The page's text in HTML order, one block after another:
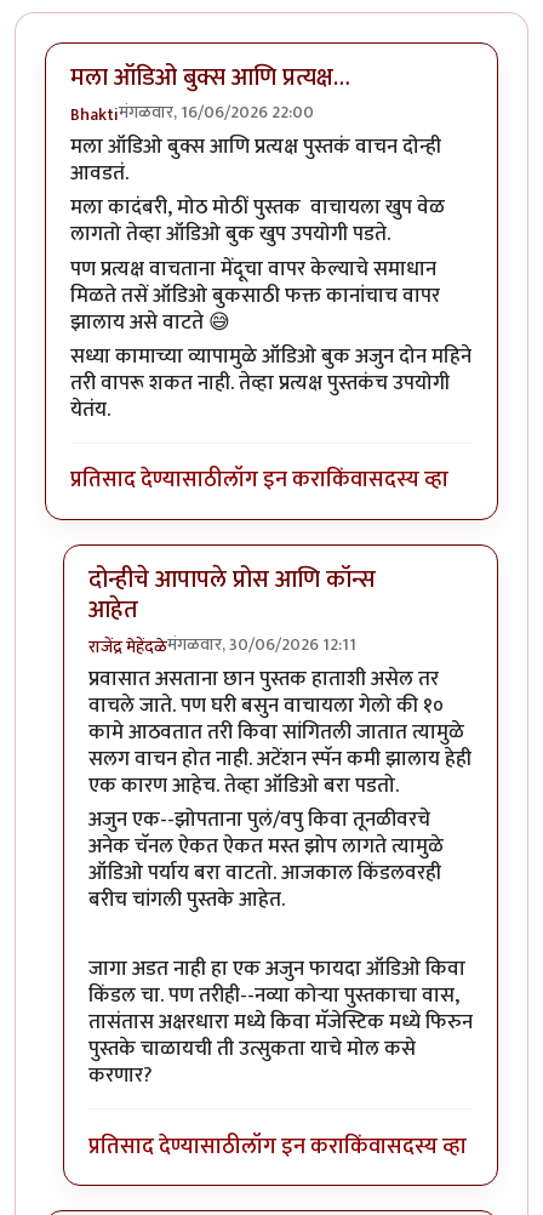
मला ऑडिओ बुक्स आणि प्रत्यक्ष…
Bhaktiमंगळवार, 16/06/2026 22:00
मला ऑडिओ बुक्स आणि प्रत्यक्ष पुस्तकं वाचन दोन्ही
आवडतं.
मला कादंबरी, मोठ मोठीं पुस्तक वाचायला खुप वेळ
लागतो तेव्हा ऑडिओ बुक खुप उपयोगी पडते.
पण प्रत्यक्ष वाचताना मेंदूचा वापर केल्याचे समाधान
मिळते तसें ऑडिओ बुकसाठी फक्त कानांचाच वापर
झालाय असे वाटते 😅
सध्या कामाच्या व्यापामुळे ऑडिओ बुक अजुन दोन महिने
तरी वापरू शकत नाही. तेव्हा प्रत्यक्ष पुस्तकंच उपयोगी
येतंय.
प्रतिसाद देण्यासाठीलॉग इन कराकिंवासदस्य व्हा
दोन्हीचे आपापले प्रोस आणि कॉन्स
आहेत
राजेंद्र मेहेंदळेमंगळवार, 30/06/2026 12:11
In reply toमला ऑडिओ बुक्स आणि प्रत्यक्ष…by
प्रवासात असताना छान पुस्तक हाताशी असेल तर
वाचले जाते. पण घरी बसुन वाचायला गेलो की १०
कामे आठवतात तरी किवा सांगितली जातात त्यामुळे
सलग वाचन होत नाही. अटेंशन स्पॅन कमी झालाय हेही
एक कारण आहेच. तेव्हा ऑडिओ बरा पडतो.
अजुन एक--झोपताना पुलं/वपु किवा तूनळीवरचे
अनेक चॅनल ऐकत ऐकत मस्त झोप लागते त्यामुळे
ऑडिओ पर्याय बरा वाटतो. आजकाल किंडलवरही
बरीच चांगली पुस्तके आहेत.
जागा अडत नाही हा एक अजुन फायदा ऑडिओ किवा
किंडल चा. पण तरीही--नव्या कोऱ्या पुस्तकाचा वास,
तासंतास अक्षरधारा मध्ये किवा मॅजेस्टिक मध्ये फिरुन
पुस्तके चाळायची ती उत्सुकता याचे मोल कसे
करणार?
प्रतिसाद देण्यासाठीलॉग इन कराकिंवासदस्य व्हा